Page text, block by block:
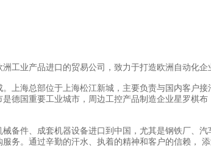
工业产品进口的贸易公司，致力于打造欧洲自动化企
上海总部位于上海松江新城，主要负责与国内客户
德国重要工业城市，周边工控产品制造企业星罗棋
备件、成套机器设备进口到中国，尤其是钢铁厂、
务。通过辛勤的汗水、执着的精神和客户的信赖，